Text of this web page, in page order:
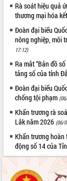
Định vị cà phê Việt
sản sống” trong dòng
Xây dựng nông thôn
sống người dân từ
thực
Quyết liệt tháo gỡ
nhanh tiến độ các dự
trong Khu kinh tế Nam
Hòn Yến phát triển du
tồn biển
Lấy ý kiến điều chỉnh
Đắk Lắk thời kỳ 2021-
đến năm 2050
Phát động chiến dịch
ven biển
Rà soát hiệu quả
thương mại hóa
Đoàn đại biểu
nông nghiệp, môi
17:12)
Ra mắt “Bản đồ
tảng số của tỉnh
Đoàn đại biểu
chống tội phạm
Khẩn trương rà
Lắk năm 2026 (06/
Khẩn trương hoàn
động số 14 của